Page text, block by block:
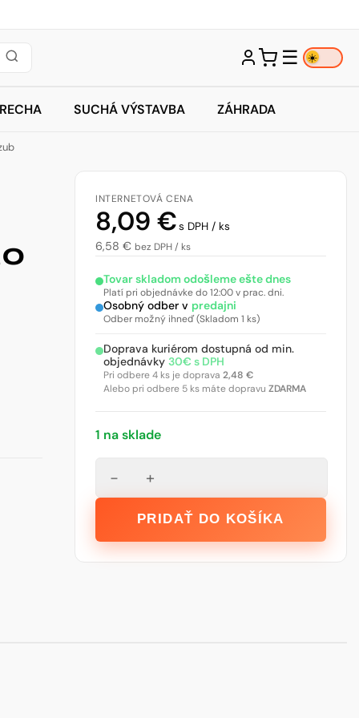
☰ ☀️
SUCHÁ VÝSTAVBA ZÁHRADA
INTERNETOVÁ CENA
8,09 €s DPH / ks
6,58 € bez DPH / ks
Tovar skladom odošleme ešte dnes
Platí pri objednávke do 12:00 v prac. dni.
Osobný odber v predajni
Odber možný ihneď (Skladom 1 ks)
Doprava kuriérom dostupná od min.
objednávky 30€ s DPH
Pri odbere 4 ks je doprava 2,48 €
Alebo pri odbere 5 ks máte dopravu ZDARMA
1 na sklade
antikorové
− +
PRIDAŤ DO KOŠÍKA